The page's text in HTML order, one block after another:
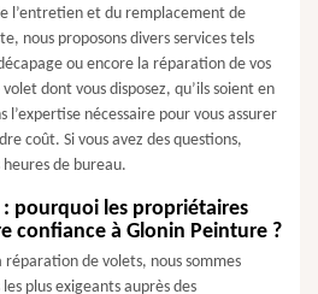
l’entretien et du remplacement de
nous proposons divers services tels
ou encore la réparation de vos
dont vous disposez, qu’ils soient en
l’expertise nécessaire pour vous assurer
coût. Si vous avez des questions,
de bureau.
pourquoi les propriétaires
confiance à Glonin Peinture ?
réparation de volets, nous sommes
plus exigeants auprès des